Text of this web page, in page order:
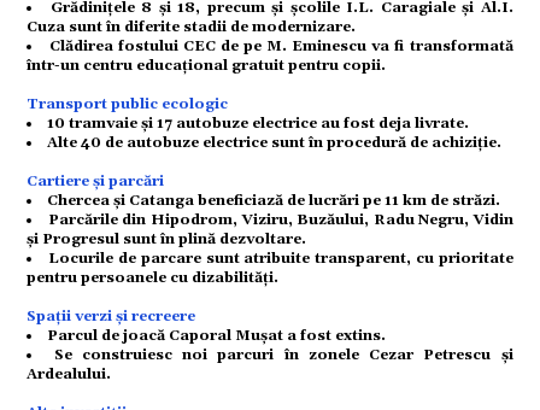
Grădinițele 8 și 18, precum și școlile I.L. Caragiale și Al.I.
Cuza sunt în diferite stadii de modernizare.
Clădirea fostului CEC de pe M. Eminescu va fi transformată
într-un centru educațional gratuit pentru copii.
Transport public ecologic
10 tramvaie și 17 autobuze electrice au fost deja livrate.
Alte 40 de autobuze electrice sunt în procedură de achiziție.
Cartiere și parcări
Chercea și Catanga beneficiază de lucrări pe 11 km de străzi.
Parcările din Hipodrom, Viziru, Buzăului, Radu Negru, Vidin
și Progresul sunt în plină dezvoltare.
Locurile de parcare sunt atribuite transparent, cu prioritate
pentru persoanele cu dizabilități.
Spații verzi și recreere
Parcul de joacă Caporal Mușat a fost extins.
Se construiesc noi parcuri în zonele Cezar Petrescu și
Ardealului.